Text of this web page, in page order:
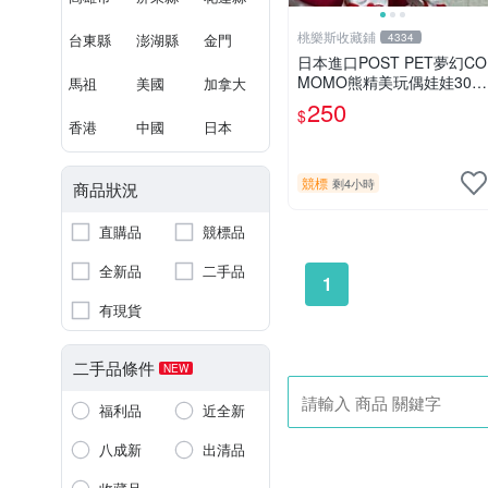
台東縣 澎湖縣 金門
馬祖 美國 加拿大
香港 中國 日本
商品狀況
直購品
競標品
全新品
二手品
有現貨
二手品條件 NEW
福利品
近全新
八成新
出清品
桃樂斯收藏鋪 4334
日本進口POST PET夢幻CO
MOMO熊精美玩偶娃娃30c
m
$250
競標 剩4小時
1